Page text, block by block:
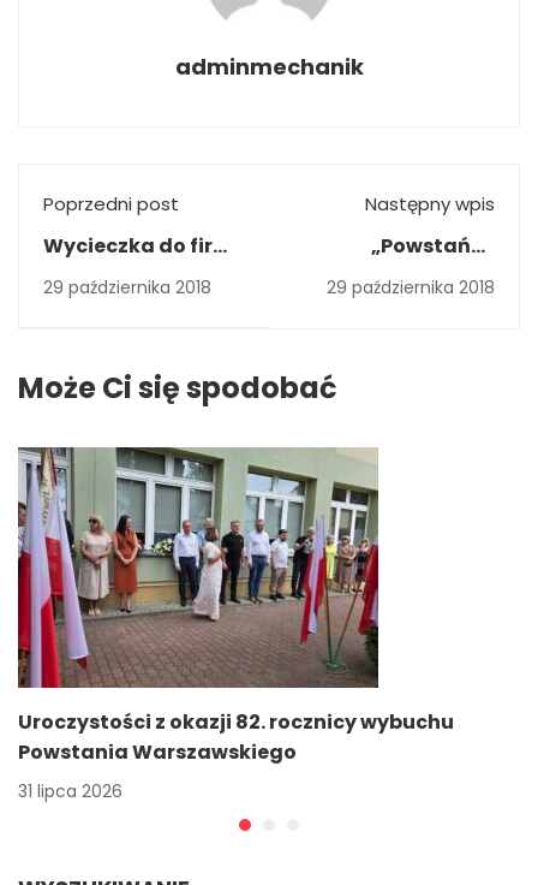
adminmechanik
Poprzedni post
Wycieczka do firmy
Semicon
29 października 2018
Następny wpis
„Powstańcy
Warszawscy –
29 października 2018
Może Ci się spodobać
Uroczystości z okazji 82. rocznicy wybuchu
Powstania Warszawskiego
31 lipca 2026